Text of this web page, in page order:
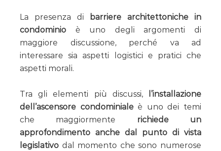
La presenza di
barriere architettoniche in
condominio è uno degli argomenti di
maggiore discussione, perché va ad
interessare sia aspetti logistici e pratici che
aspetti morali.
Tra gli elementi più discussi,
l’installazione
dell’ascensore condominialeè uno dei temi
che maggiormente richiede un
approfondimento anche dal punto di vista
legislativo dal momento che sono numerose